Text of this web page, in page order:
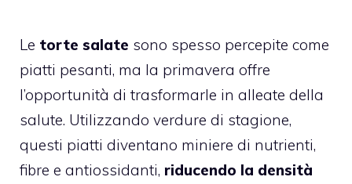
Le torte salate sono spesso percepite come
piatti pesanti, ma la primavera offre
l’opportunità di trasformarle in alleate della
salute. Utilizzando verdure di stagione,
questi piatti diventano miniere di nutrienti,
fibre e antiossidanti, riducendo la densità